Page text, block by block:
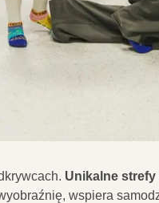
Unikalne
wspiera